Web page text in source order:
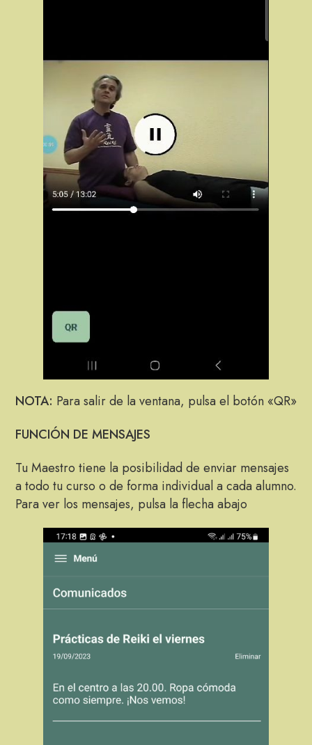
NOTA: Para salir de la ventana, pulsa el botón «QR»
FUNCIÓN DE MENSAJES
Tu Maestro tiene la posibilidad de enviar mensajes
a todo tu curso o de forma individual a cada alumno.
Para ver los mensajes, pulsa la flecha abajo